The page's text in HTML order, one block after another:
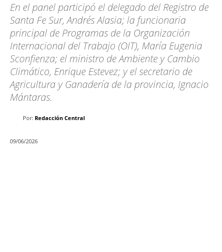
En el panel participó el delegado del Registro de
Santa Fe Sur, Andrés Alasia; la funcionaria
principal de Programas de la Organización
Internacional del Trabajo (OIT), María Eugenia
Sconfienza; el ministro de Ambiente y Cambio
Climático, Enrique Estevez; y el secretario de
Agricultura y Ganadería de la provincia, Ignacio
Mántaras.
Por: Redacción Central
09/06/2026